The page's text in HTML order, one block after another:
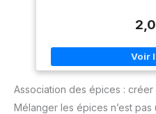
Association des épices :
Mélanger les épices n’est